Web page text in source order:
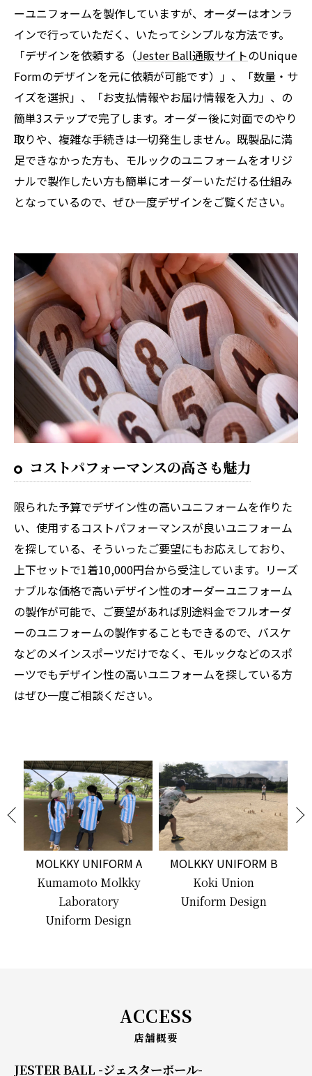
ーユニフォームを製作していますが、オーダーはオンラ
インで行っていただく、いたってシンプルな方法です。
「デザインを依頼する（Jester Ball通販サイトのUnique
Formのデザインを元に依頼が可能です）」、「数量・サ
イズを選択」、「お支払情報やお届け情報を入力」、の
簡単3ステップで完了します。オーダー後に対面でのやり
取りや、複雑な手続きは一切発生しません。既製品に満
足できなかった方も、モルックのユニフォームをオリジ
ナルで製作したい方も簡単にオーダーいただける仕組み
となっているので、ぜひ一度デザインをご覧ください。
コストパフォーマンスの高さも魅力
限られた予算でデザイン性の高いユニフォームを作りた
い、使用するコストパフォーマンスが良いユニフォーム
を探している、そういったご要望にもお応えしており、
上下セットで1着10,000円台から受注しています。リーズ
ナブルな価格で高いデザイン性のオーダーユニフォーム
の製作が可能で、ご要望があれば別途料金でフルオーダ
ーのユニフォームの製作することもできるので、バスケ
などのメインスポーツだけでなく、モルックなどのスポ
ーツでもデザイン性の高いユニフォームを探している方
はぜひ一度ご相談ください。
MOLKKY UNIFORM B
Koki Union
Uniform Design
MOLKKY UNIFORM C
Koki Union
Uniform Design
店舗概要
ACCESS
JESTER BALL -ジェスターボール-